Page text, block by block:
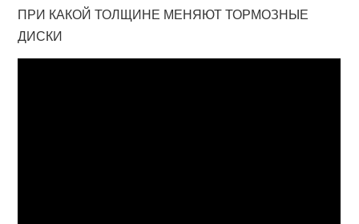
ПРИ КАКОЙ ТОЛЩИНЕ МЕНЯЮТ ТОРМОЗНЫЕ
ДИСКИ